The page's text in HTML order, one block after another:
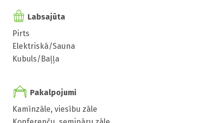
Labsajūta
Pirts
Elektriskā/Sauna
Kubuls/Baļļa
Pakalpojumi
Kamīnzāle, viesību zāle